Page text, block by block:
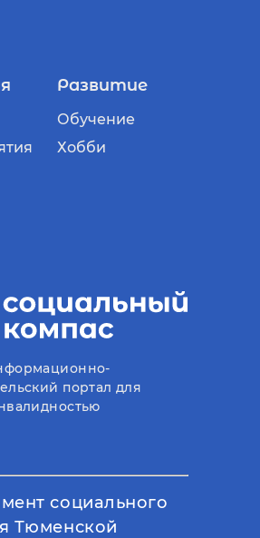
Развитие
Обучение
Хобби
портал для
социального
Тюменской